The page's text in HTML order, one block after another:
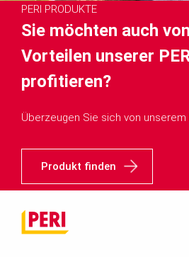
PERI PRODUKTE
Sie möchten auch
Vorteilen unserer
profitieren?
Überzeugen Sie sich von
Produkt finden